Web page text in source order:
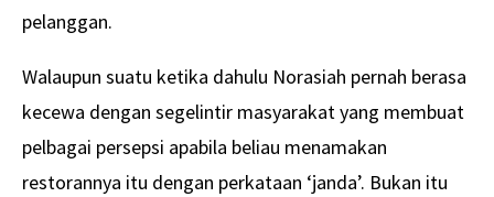
pelanggan.
Walaupun suatu ketika dahulu Norasiah pernah berasa
kecewa dengan segelintir masyarakat yang membuat
pelbagai persepsi apabila beliau menamakan
restorannya itu dengan perkataan ‘janda’. Bukan itu